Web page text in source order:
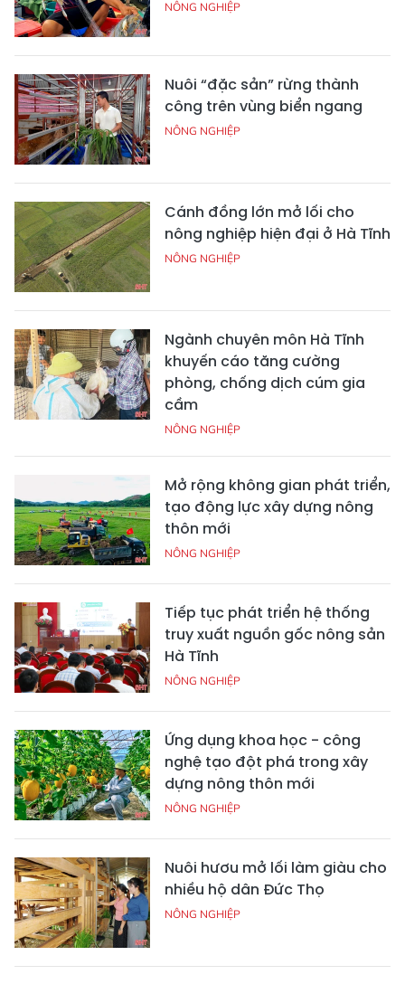
NÔNG NGHIỆP
Nuôi “đặc sản” rừng thành
công trên vùng biển ngang
NÔNG NGHIỆP
Cánh đồng lớn mở lối cho
nông nghiệp hiện đại ở Hà Tĩnh
NÔNG NGHIỆP
Ngành chuyên môn Hà Tĩnh
khuyến cáo tăng cường
phòng, chống dịch cúm gia
cầm
NÔNG NGHIỆP
Mở rộng không gian phát triển,
tạo động lực xây dựng nông
thôn mới
NÔNG NGHIỆP
Tiếp tục phát triển hệ thống
truy xuất nguồn gốc nông sản
Hà Tĩnh
NÔNG NGHIỆP
Ứng dụng khoa học - công
nghệ tạo đột phá trong xây
dựng nông thôn mới
NÔNG NGHIỆP
Nuôi hươu mở lối làm giàu cho
nhiều hộ dân Đức Thọ
NÔNG NGHIỆP